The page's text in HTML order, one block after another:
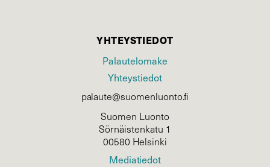
YHTEYSTIEDOT
Palautelomake
Yhteystiedot
palaute@suomenluonto.fi
Suomen Luonto
Sörnäistenkatu 1
00580 Helsinki
Mediatiedot